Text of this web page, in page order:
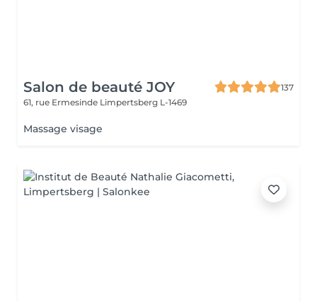
Salon de beauté JOY
137
61, rue Ermesinde Limpertsberg L-1469
Massage visage